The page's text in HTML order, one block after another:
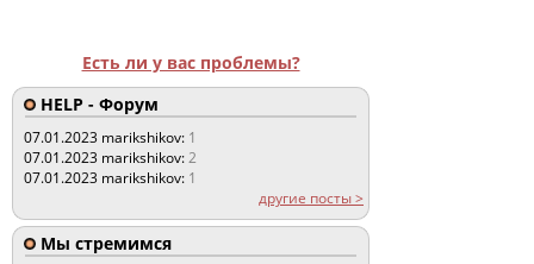
Есть ли у вас проблемы?
HELP - Форум
07.01.2023 marikshikov: 1
07.01.2023 marikshikov:2
07.01.2023 marikshikov: 1
другие посты >
Мы стремимся